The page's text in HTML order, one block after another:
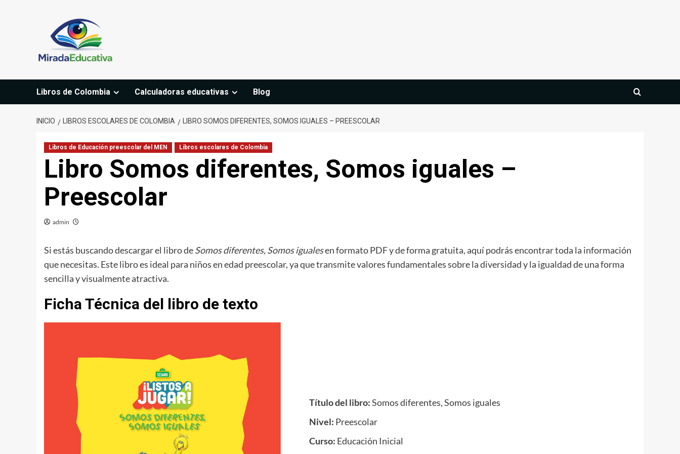
Libros de Colombia Calculadoras educativas Blog
INICIO LIBROS ESCOLARES DE COLOMBIA LIBRO SOMOS DIFERENTES, SOMOS IGUALES – PREESCOLAR
Libros de Educación preescolar del MEN Libros escolares de Colombia
Libro Somos diferentes, Somos iguales –
Preescolar
admin
Si estás buscando descargar el libro deSomos diferentes, Somos igualesen formato PDF y de forma gratuita, aquí podrás encontrar toda la información
que necesitas. Este libro es ideal para niños en edad preescolar, ya que transmite valores fundamentales sobre la diversidad y la igualdad de una forma
sencilla y visualmente atractiva.
Ficha Técnica del libro de texto
Título del libro:Somos diferentes, Somos iguales
Nivel: Preescolar
Curso: Educación Inicial